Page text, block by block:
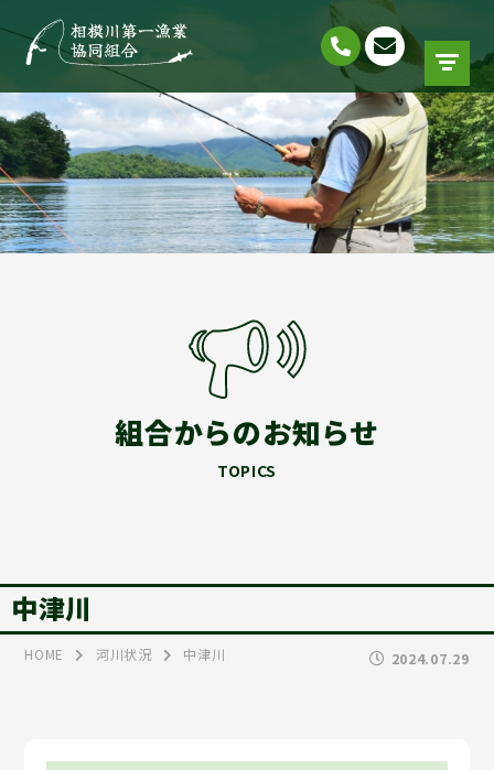
組合からのお知らせ
TOPICS
中津川
HOME 河川状況 中津川 2024.07.29